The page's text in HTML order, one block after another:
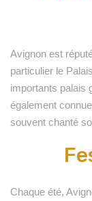
Avignon est
particulier le
importants palais
également
souvent chanté
Chaque été,